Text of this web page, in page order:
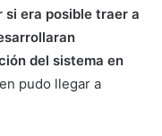
era posible traer a
del sistema en
pudo llegar a